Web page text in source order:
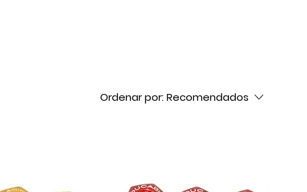
Ordenar por:Recomendados